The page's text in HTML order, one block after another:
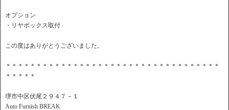
オプション
・リヤボックス取付
この度はありがとうございました。
＊＊＊＊＊＊＊＊＊＊＊＊＊＊＊＊＊＊＊＊＊＊＊＊＊＊＊＊＊＊＊＊＊＊＊
＊＊＊＊＊
堺市中区伏尾２９４７－１
Auto Furnish BREAK